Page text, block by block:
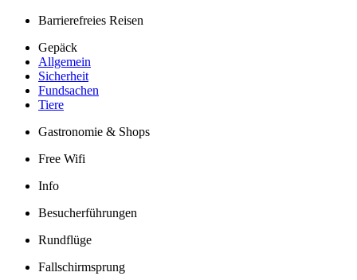
Anfahrt
Kostenfreies Parken
Barrierefreies Reisen
Gepäck
Allgemein
Sicherheit
Fundsachen
Tiere
Gastronomie & Shops
Free Wifi
Info
Besucherführungen